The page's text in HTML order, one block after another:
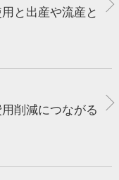
と出産や流産と
削減につながる